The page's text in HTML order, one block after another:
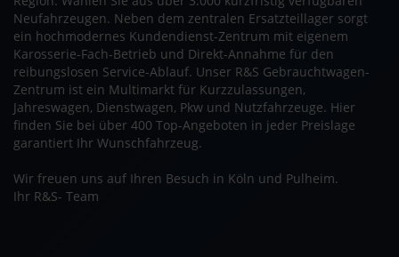
Neufahrzeugen. Neben dem zentralen Ersatzteillager sorgt
ein hochmodernes Kundendienst-Zentrum mit eigenem
Karosserie-Fach-Betrieb und Direkt-Annahme für den
reibungslosen Service-Ablauf. Unser R&S Gebrauchtwagen-
Zentrum ist ein Multimarkt für Kurzzulassungen,
Jahreswagen, Dienstwagen, Pkw und Nutzfahrzeuge. Hier
finden Sie bei über 400 Top-Angeboten in jeder Preislage
garantiert Ihr Wunschfahrzeug.
Wir freuen uns auf Ihren Besuch in Köln und Pulheim.
Ihr R&S- Team